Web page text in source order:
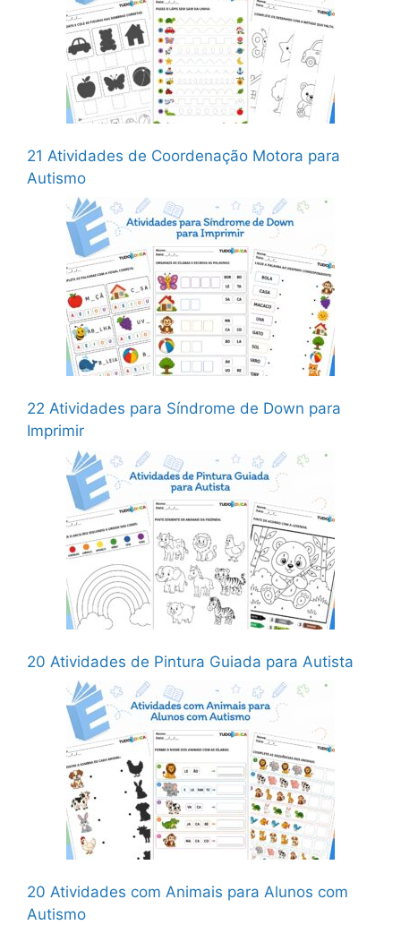
21 Atividades de Coordenação Motora para
Autismo
22 Atividades para Síndrome de Down para
Imprimir
20 Atividades de Pintura Guiada para Autista
20 Atividades com Animais para Alunos com
Autismo